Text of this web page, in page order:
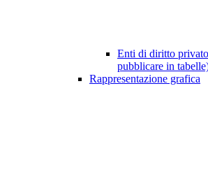
Enti di diritto
pubblicare in
Rappresentazione grafica